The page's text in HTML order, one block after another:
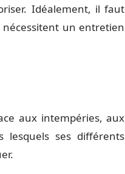
Idéalement, il faut
un entretien
aux intempéries, aux
lesquels ses différents